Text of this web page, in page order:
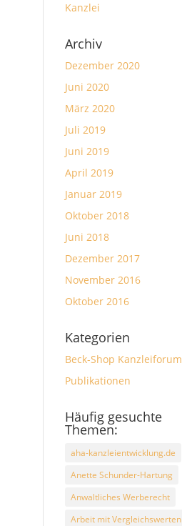
Kanzlei
Archiv
Dezember 2020
Juni 2020
März 2020
Juli 2019
Juni 2019
April 2019
Januar 2019
Oktober 2018
Juni 2018
Dezember 2017
November 2016
Oktober 2016
Kategorien
Beck-Shop Kanzleiforum
Publikationen
Häufig gesuchte
Themen:
aha-kanzleientwicklung.de
Anette Schunder-Hartung
Anwaltliches Werberecht
Arbeit mit Vergleichswerten